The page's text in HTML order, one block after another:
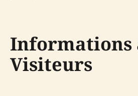
Informations
Visiteurs